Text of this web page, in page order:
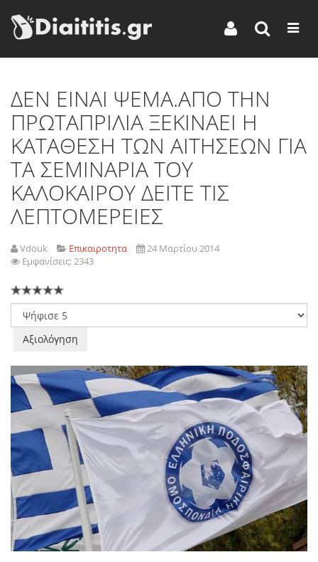
ΔΕΝ ΕΙΝΑΙ ΨΕΜΑ.ΑΠΟ ΤΗΝ
ΠΡΩΤΑΠΡΙΛΙΑ ΞΕΚΙΝΑΕΙ Η
ΚΑΤΑΘΕΣΗ ΤΩΝ ΑΙΤΗΣΕΩΝ ΓΙΑ
ΤΑ ΣΕΜΙΝΑΡΙΑ ΤΟΥ
ΚΑΛΟΚΑΙΡΟΥ ΔΕΙΤΕ ΤΙΣ
ΛΕΠΤΟΜΕΡΕΙΕΣ
Vdouk Επικαιροτητα
24 Μαρτίου 2014
Εμφανίσεις: 2343
Παρακαλώ
αξιολογήστε